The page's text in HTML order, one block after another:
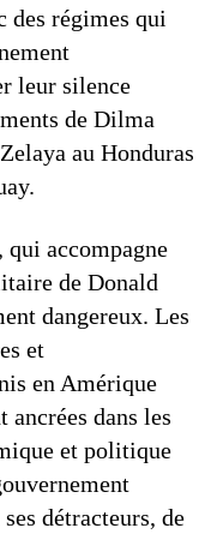
régimes qui
leur silence
de Dilma
au Honduras
accompagne
de Donald
dangereux. Les
et
en Amérique
dans les
et politique
détracteurs, de